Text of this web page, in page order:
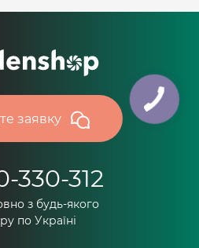
заявку
330-312
з будь-якого
по Україні